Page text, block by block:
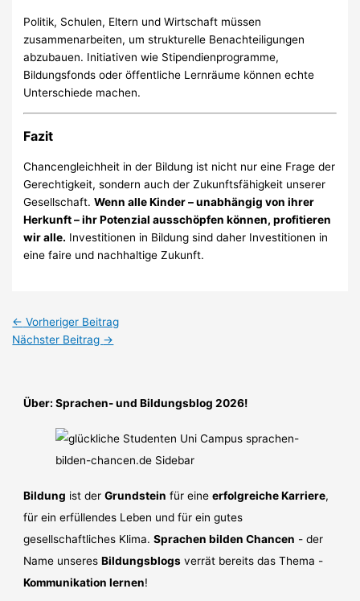
Politik, Schulen, Eltern und Wirtschaft müssen
zusammenarbeiten, um strukturelle Benachteiligungen
abzubauen. Initiativen wie Stipendienprogramme,
Bildungsfonds oder öffentliche Lernräume können echte
Unterschiede machen.
Fazit
Chancengleichheit in der Bildung ist nicht nur eine Frage der
Gerechtigkeit, sondern auch der Zukunftsfähigkeit unserer
Gesellschaft.Wenn alle Kinder – unabhängig von ihrer
Herkunft – ihr Potenzial ausschöpfen können, profitieren
wir alle. Investitionen in Bildung sind daher Investitionen in
eine faire und nachhaltige Zukunft.
← Vorheriger Beitrag
Nächster Beitrag →
Über: Sprachen- und Bildungsblog 2026!
Bildung ist derGrundstein für eineerfolgreiche Karriere,
für ein erfüllendes Leben und für ein gutes
gesellschaftliches Klima.Sprachen bilden Chancen - der
Name unseresBildungsblogs verrät bereits das Thema -
Kommunikation lernen!